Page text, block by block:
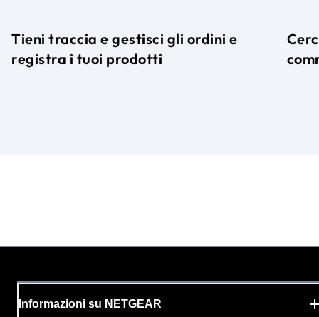
Tieni traccia e gestisci gli ordini e
registra i tuoi prodotti
Informazioni su NETGEAR